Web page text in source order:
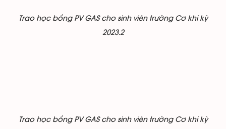
Trao học bổng PV GAS cho sinh viên trường Cơ khí kỳ
2023.2
Trao học bổng PV GAS cho sinh viên trường Cơ khí kỳ